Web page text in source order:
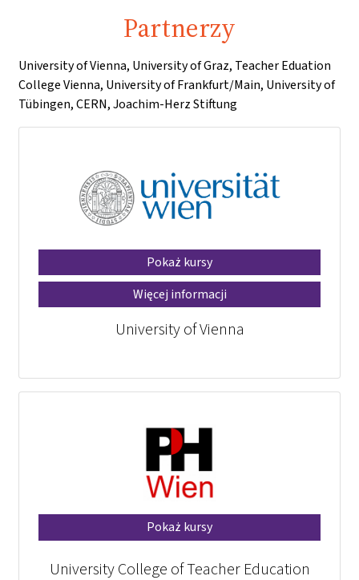
Partnerzy
University of Vienna, University of Graz, Teacher Eduation
College Vienna, University of Frankfurt/Main, University of
Tübingen, CERN, Joachim-Herz Stiftung
Pokaż kursy
Więcej informacji
University of Vienna
Pokaż kursy
University College of Teacher Education